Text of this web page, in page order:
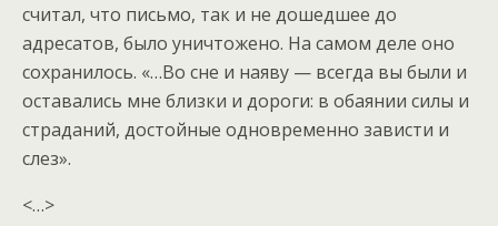
считал, что письмо, так и не дошедшее до
адресатов, было уничтожено. На самом деле оно
сохранилось. «…Во сне и наяву — всегда вы были и
оставались мне близки и дороги: в обаянии силы и
страданий, достойные одновременно зависти и
слез».
<…>